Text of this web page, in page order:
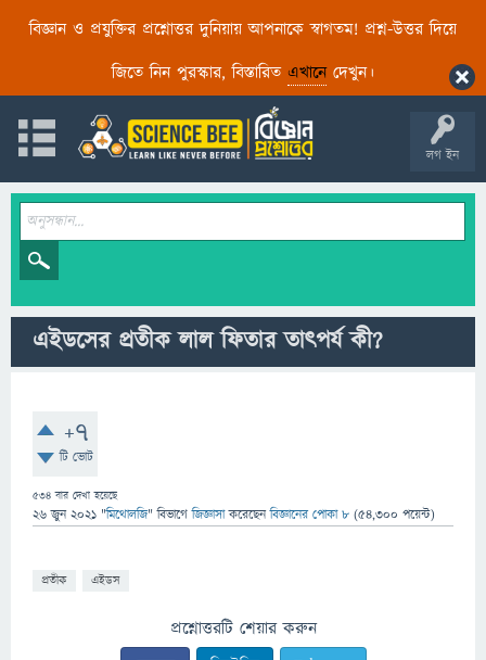
বিজ্ঞান ও প্রযুক্তির প্রশ্নোত্তর দুনিয়ায় আপনাকে স্বাগতম! প্রশ্ন-উত্তর দিয়ে
জিতে নিন পুরস্কার, বিস্তারিত এখানেদেখুন।
লগ ইন
এইডসের প্রতীক লাল ফিতার তাৎপর্য কী?
+7
টি ভোট
534 বার দেখা হয়েছে
26 জুন 2021 "মিথোলজি" বিভাগে জিজ্ঞাসাকরেছেনবিজ্ঞানের পোকা ৮ (54,300 পয়েন্ট)
প্রতীক এইডস
প্রশ্নোত্তরটি শেয়ার করুন